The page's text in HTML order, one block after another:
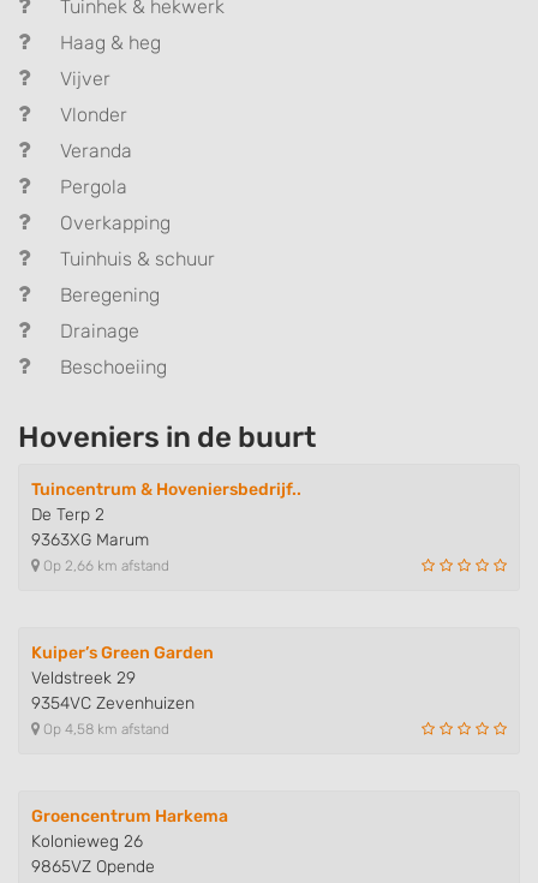
Tuinhek & hekwerk
Haag & heg
Vijver
Vlonder
Veranda
Pergola
Overkapping
Tuinhuis & schuur
Beregening
Drainage
Beschoeiing
Hoveniers in de buurt
Tuincentrum & Hoveniersbedrijf..
De Terp 2
9363XG Marum
Op 2,66 km afstand
Kuiper’s Green Garden
Veldstreek 29
9354VC Zevenhuizen
Op 4,58 km afstand
Groencentrum Harkema
Kolonieweg 26
9865VZ Opende